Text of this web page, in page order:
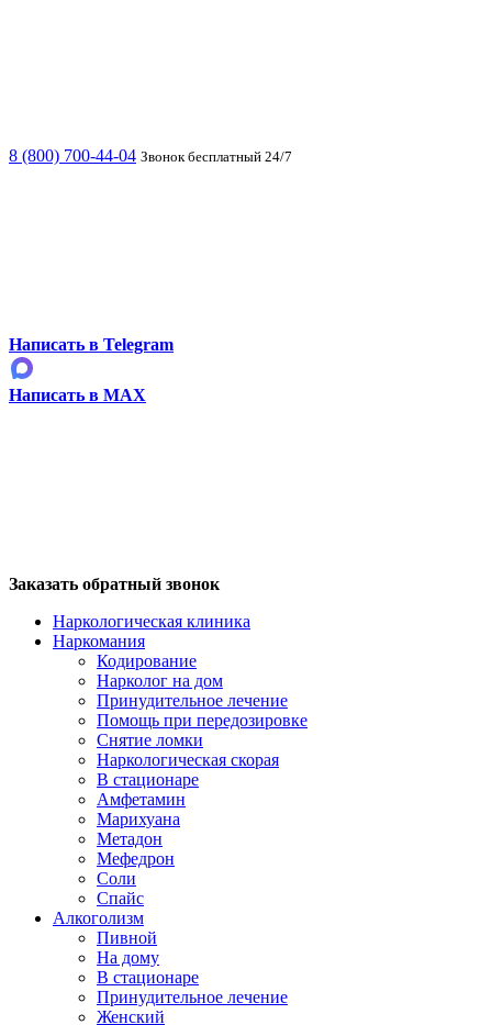
8 (800) 700-44-04 Звонок бесплатный 24/7
Написать в Telegram
Написать в MAX
Заказать обратный звонок
Наркологическая клиника
Наркомания
Кодирование
Нарколог на дом
Принудительное лечение
Помощь при передозировке
Снятие ломки
Наркологическая скорая
В стационаре
Амфетамин
Марихуана
Метадон
Мефедрон
Соли
Спайс
Алкоголизм
Пивной
На дому
В стационаре
Принудительное лечение
Женский